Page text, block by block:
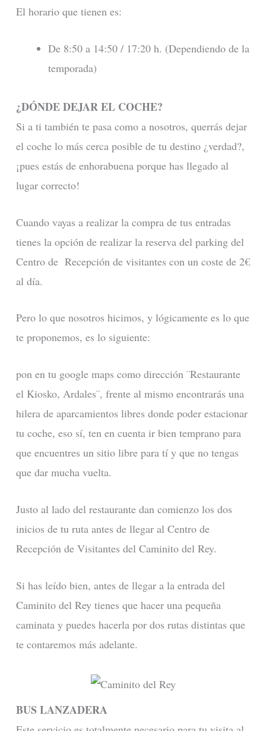
El horario que tienen es:
De 8:50 a 14:50 / 17:20 h. (Dependiendo de la
temporada)
¿DÓNDE DEJAR EL COCHE?
Si a ti también te pasa como a nosotros, querrás dejar
el coche lo más cerca posible de tu destino ¿verdad?,
¡pues estás de enhorabuena porque has llegado al
lugar correcto!
Cuando vayas a realizar la compra de tus entradas
tienes la opción de realizar la reserva del parking del
Centro de Recepción de visitantes con un coste de 2€
al día.
Pero lo que nosotros hicimos, y lógicamente es lo que
te proponemos, es lo siguiente:
pon en tu google maps como dirección ¨Restaurante
el Kiosko, Ardales¨, frente al mismo encontrarás una
hilera de aparcamientos libres donde poder estacionar
tu coche, eso sí, ten en cuenta ir bien temprano para
que encuentres un sitio libre para tí y que no tengas
que dar mucha vuelta.
Justo al lado del restaurante dan comienzo los dos
inicios de tu ruta antes de llegar al Centro de
Recepción de Visitantes del Caminito del Rey.
Si has leído bien, antes de llegar a la entrada del
Caminito del Rey tienes que hacer una pequeña
caminata y puedes hacerla por dos rutas distintas que
te contaremos más adelante.
BUS LANZADERA